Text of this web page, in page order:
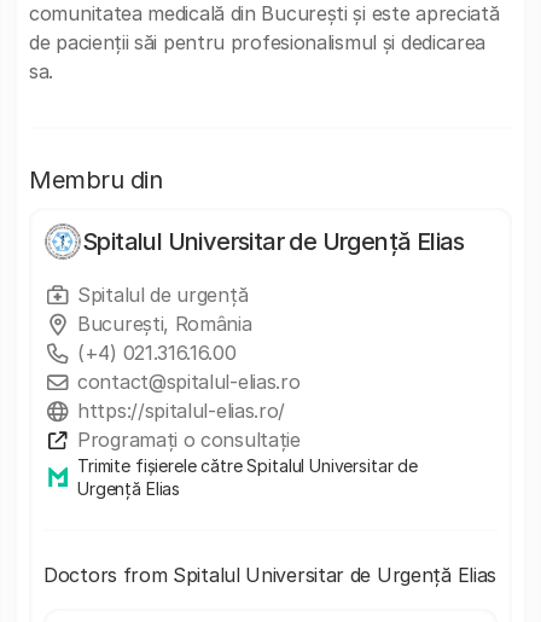
comunitatea medicală din București și este apreciată
de pacienții săi pentru profesionalismul și dedicarea
sa.
Membru din
Spitalul Universitar de Urgență Elias
Spitalul de urgență
Bucureşti, România
(+4) 021.316.16.00
contact@spitalul-elias.ro
https://spitalul-elias.ro/
Programați o consultație
Trimite fișierele către Spitalul Universitar de
Urgență Elias
Doctors from Spitalul Universitar de Urgență Elias